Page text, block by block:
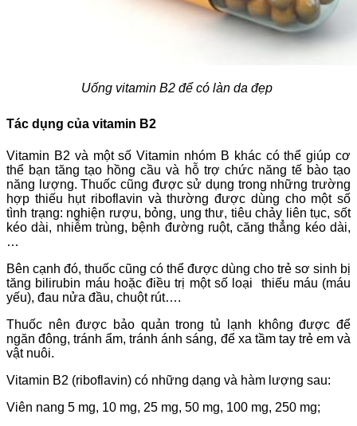
Uống vitamin B2 để có làn da đẹp
Tác dụng của vitamin B2
Vitamin B2 và một số Vitamin nhóm B khác có thể giúp cơ
thể bạn tăng tạo hồng cầu và hỗ trợ chức năng tế bào tạo
năng lượng. Thuốc cũng được sử dụng trong những trường
hợp thiếu hụt riboflavin và thường được dùng cho một số
tình trạng: nghiện rượu, bỏng, ung thư, tiêu chảy liên tục, sốt
kéo dài, nhiễm trùng, bệnh đường ruột, căng thẳng kéo dài,
…
Bên cạnh đó, thuốc cũng có thể được dùng cho trẻ sơ sinh bị
tăng bilirubin máu hoặc điều trị một số loại thiếu máu (máu
yếu), đau nửa đầu, chuột rút….
Thuốc nên được bảo quản trong tủ lạnh không được để
ngăn đông, tránh ẩm, tránh ánh sáng, để xa tầm tay trẻ em và
vật nuôi.
Vitamin B2 (riboflavin) có những dạng và hàm lượng sau:
Viên nang 5 mg, 10 mg, 25 mg, 50 mg, 100 mg, 250 mg;